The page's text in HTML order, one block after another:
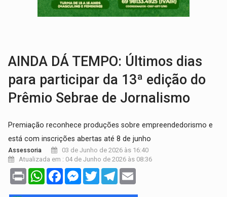
REESTRUTURAÇÃO:Secretário da Seinfra de Porto Velho pede
Motoboy de delivery sofre fratura após mulher
AINDA DÁ TEMPO: Últimos dias
para participar da 13ª edição do
Prêmio Sebrae de Jornalismo
Premiação reconhece produções sobre empreendedorismo e
está com inscrições abertas até 8 de junho
Assessoria
03 de Junho de 2026 às 16:40
Atualizada em : 04 de Junho de 2026 às 08:36
Print WhatsAppFacebookMessenger
TwitterTelegram